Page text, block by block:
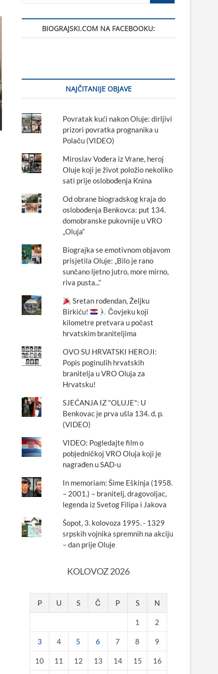
BIOGRAJSKI.COM NA FACEBOOKU:
NAJČITANIJE OBJAVE
Povratak kući nakon Oluje: dirljivi
prizori povratka prognanika u
Polaču (VIDEO)
Miroslav Vođera iz Vrane, heroj
Oluje koji je život položio nekoliko
sati prije oslobođenja Knina
Od obrane biogradskog kraja do
oslobođenja Benkovca: put 134.
domobranske pukovnije u VRO
„Oluja“
Biograjka se emotivnom objavom
prisjetila Oluje: „Bilo je rano
sunčano ljetno jutro, more mirno,
riva pusta...“
Sretan rođendan, Željku
Birkiću!
Čovjeku koji
kilometre pretvara u počast
hrvatskim braniteljima
OVO SU HRVATSKI HEROJI:
Popis poginulih hrvatskih
branitelja u VRO Oluja za
Hrvatsku!
SJEĆANJA IZ "OLUJE": U
Benkovac je prva ušla 134. d. p.
(VIDEO)
VIDEO: Pogledajte film o
pobjedničkoj VRO Oluja koji je
nagrađen u SAD-u
In memoriam: Šime Eškinja (1958.
– 2001.) – branitelj, dragovoljac,
legenda iz Svetog Filipa i Jakova
Šopot, 3. kolovoza 1995. - 1329
srpskih vojnika spremnih na akciju
– dan prije Oluje
KOLOVOZ 2026
P U S Č P S N
1 2
3 4 5 6 7 8 9
10 11 12 13 14 15 16